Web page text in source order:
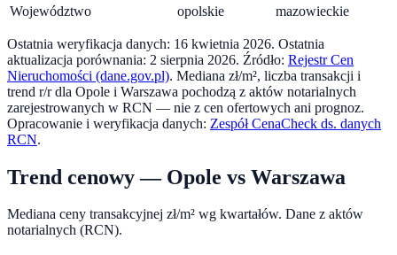
Województwo
opolskie mazowieckie
Ostatnia weryfikacja danych: 16 kwietnia 2026. Ostatnia
aktualizacja porównania: 2 sierpnia 2026. Źródło: Rejestr Cen
Nieruchomości (dane.gov.pl). Mediana zł/m², liczba transakcji i
trend r/r dla Opole i Warszawa pochodzą z aktów notarialnych
zarejestrowanych w RCN — nie z cen ofertowych ani prognoz.
Opracowanie i weryfikacja danych: Zespół CenaCheck ds. danych
RCN.
Trend cenowy — Opole vs Warszawa
Mediana ceny transakcyjnej zł/m² wg kwartałów. Dane z aktów
notarialnych (RCN).